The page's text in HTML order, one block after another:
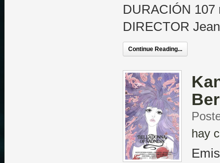
DURACIÓN 107
DIRECTOR
Continue Reading...
hay